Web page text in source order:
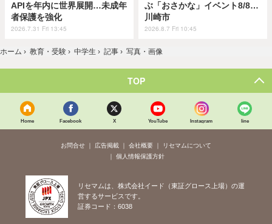
APIを年内に世界展開…未成年
者保護を強化
2026.7.31 Fri 13:45
ぶ「おさかな」イベント8/8…
川崎市
2026.8.7 Fri 10:45
ホーム › 教育・受験 › 中学生 › 記事 › 写真・画像
TOP
Home Facebook X YouTube Instagram line
お問合せ 広告掲載 会社概要
リセマムについて
個人情報保護方針
リセマムは、株式会社イード（東証グロース上場）の運
営するサービスです。
証券コード：6038